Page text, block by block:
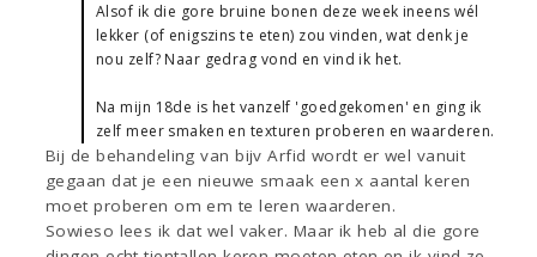
Alsof ik die gore bruine bonen deze week ineens wél
lekker (of enigszins te eten) zou vinden, wat denk je
nou zelf? Naar gedrag vond en vind ik het.
Na mijn 18de is het vanzelf 'goedgekomen' en ging ik
zelf meer smaken en texturen proberen en waarderen.
Bij de behandeling van bijv Arfid wordt er wel vanuit
gegaan dat je een nieuwe smaak een x aantal keren
moet proberen om em te leren waarderen.
Sowieso lees ik dat wel vaker. Maar ik heb al die gore